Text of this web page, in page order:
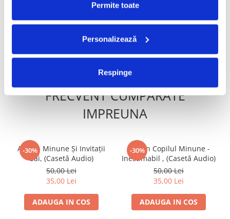
Permite toate
Personalizează
Respinge
ADAUGA IN COS
Voinicul Codrului , (Casetă
Audio)
ADAUGA IN COS
FRECVENT CUMPARATE
IMPREUNA
-30%
Adrian Minune Și Invitații
Săi, (Casetă Audio)
50,00 Lei
35,00 Lei
ADAUGA IN COS
-30%
Adrian Copilul Minune -
Inestimabil , (Casetă Audio)
50,00 Lei
35,00 Lei
ADAUGA IN COS